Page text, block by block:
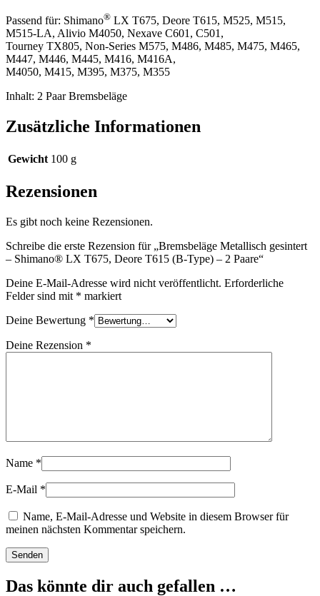
Passend für: Shimano® LX T675, Deore T615, M525, M515,
M515-LA, Alivio M4050, Nexave C601, C501,
Tourney TX805, Non-Series M575, M486, M485, M475, M465,
M447, M446, M445, M416, M416A,
M4050, M415, M395, M375, M355
Inhalt: 2 Paar Bremsbeläge
Zusätzliche Informationen
Gewicht 100 g
Rezensionen
Es gibt noch keine Rezensionen.
Schreibe die erste Rezension für „Bremsbeläge Metallisch gesintert
– Shimano® LX T675, Deore T615 (B-Type) – 2 Paare“
Deine E-Mail-Adresse wird nicht veröffentlicht. Erforderliche
Felder sind mit * markiert
Deine Bewertung *
Deine Rezension *
Name *
E-Mail *
Name, E-Mail-Adresse und Website in diesem Browser für
meinen nächsten Kommentar speichern.
Das könnte dir auch gefallen …